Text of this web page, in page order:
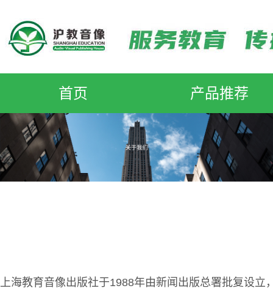
首页 产品推荐
上海教育音像出版社于1988年由新闻出版总署批复设